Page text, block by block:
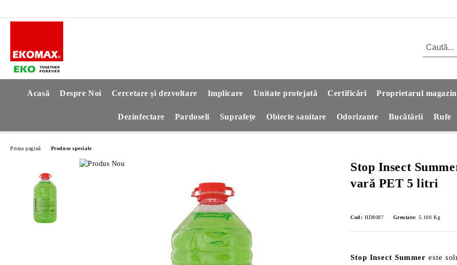
Acasă Despre Noi Cercetare și dezvoltare Implicare Unitate protejată Certificări Proprietarul
Dezinfectare Pardoseli Suprafețe Obiecte sanitare Odorizante Bucătării Rufe
Prima pagină Produse speciale
Stop Insect
vară PET 5 litri
Cod: HD8087 Greutate: 5.100 Kg
Stop Insect Summer este